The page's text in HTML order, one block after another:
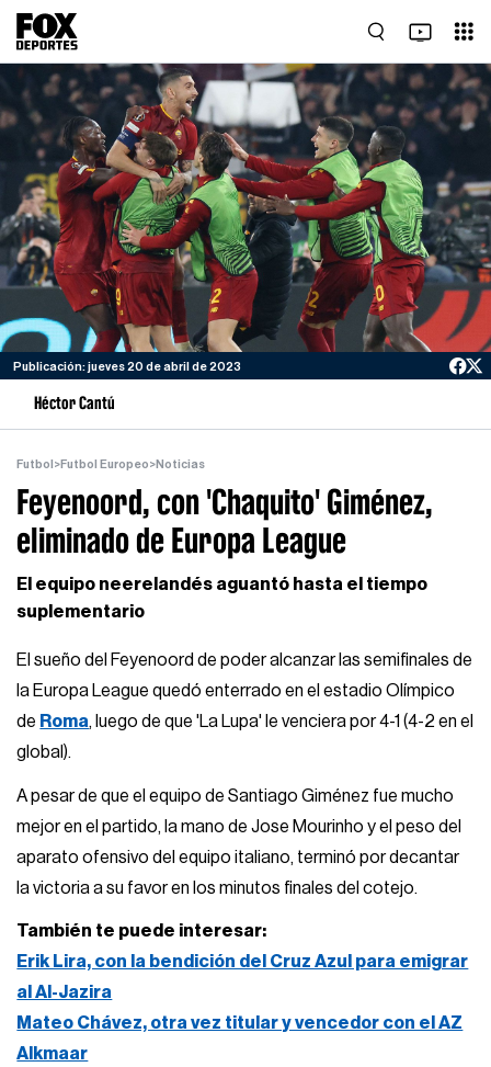
Publicación: jueves 20 de abril de 2023
Héctor Cantú
Futbol >Futbol Europeo>Noticias
Feyenoord, con 'Chaquito' Giménez,
eliminado de Europa League
El equipo neerelandés aguantó hasta el tiempo
suplementario
El sueño del Feyenoord de poder alcanzar las semifinales de
la Europa League quedó enterrado en el estadio Olímpico
de Roma, luego de que 'La Lupa' le venciera por 4-1 (4-2 en el
global).
A pesar de que el equipo de Santiago Giménez fue mucho
mejor en el partido, la mano de Jose Mourinho y el peso del
aparato ofensivo del equipo italiano, terminó por decantar
la victoria a su favor en los minutos finales del cotejo.
También te puede interesar:
Erik Lira, con la bendición del Cruz Azul para emigrar
al Al-Jazira
Mateo Chávez, otra vez titular y vencedor con el AZ
Alkmaar